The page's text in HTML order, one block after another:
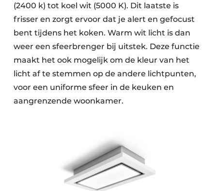
(2400 k) tot koel wit (5000 K). Dit laatste is
frisser en zorgt ervoor dat je alert en gefocust
bent tijdens het koken. Warm wit licht is dan
weer een sfeerbrenger bij uitstek. Deze functie
maakt het ook mogelijk om de kleur van het
licht af te stemmen op de andere lichtpunten,
voor een uniforme sfeer in de keuken en
aangrenzende woonkamer.